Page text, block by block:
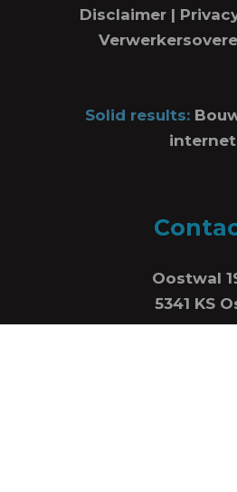
Disclaimer|
Solid results:
internet
Oostwal
5341 KS